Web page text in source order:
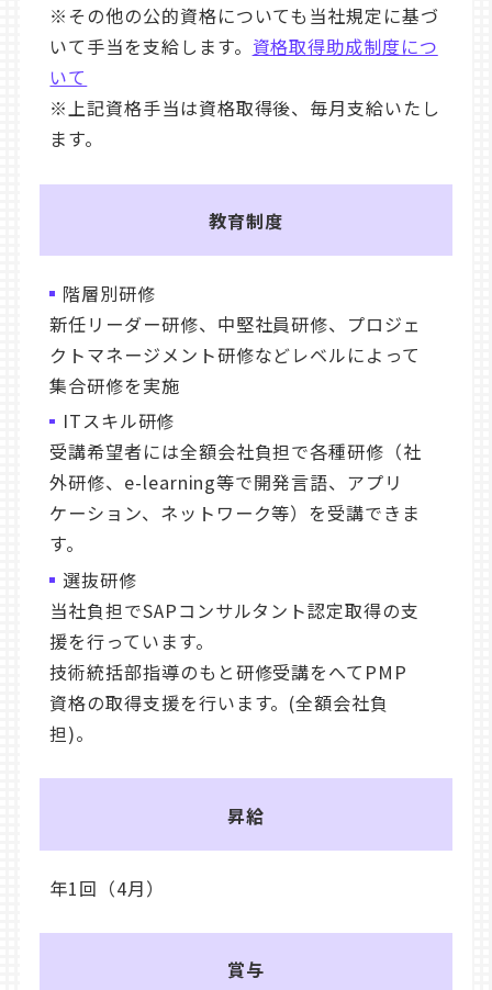
※その他の公的資格についても当社規定に基づ
いて手当を支給します。 資格取得助成制度につ
いて
※上記資格手当は資格取得後、毎月支給いたし
ます。
教育制度
階層別研修
新任リーダー研修、中堅社員研修、プロジェ
クトマネージメント研修などレベルによって
集合研修を実施
ITスキル研修
受講希望者には全額会社負担で各種研修（社
外研修、e-learning等で開発言語、アプリ
ケーション、ネットワーク等）を受講できま
す。
選抜研修
当社負担でSAPコンサルタント認定取得の支
援を行っています。
技術統括部指導のもと研修受講をへてPMP
資格の取得支援を行います。(全額会社負
担)。
昇給
年1回（4月）
賞与